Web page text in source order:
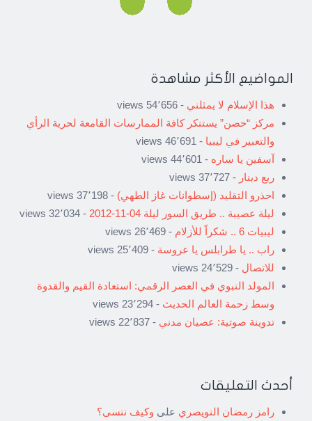
المواضيع الأكثر مشاهدة
هذا الإسلام لا يمثلني - 54٬656 views
مركز “حصن” يستنكر كافة الممارسات القامعة لحرية الرأي
والتعبير في ليبيا - 46٬691 views
آسفين يا ساره - 44٬601 views
ربع دينار - 37٬727 views
احذرو التقليد (إسطوانات غاز الطهي) - 37٬198 views
ليلة عصيبة .. طريق السور ليلة 04-11-2012
- 32٬034 views
ليبيات 6 .. شكراً للأزلام
- 26٬469 views
راب .. يا طرابلس يا عروسة - 25٬409 views
للاتصال - 24٬529 views
المولد النبوي في العصر الرقمي: استعادة القيم والقدوة
وسط زحمة العالم الحديث - 23٬294 views
تدوينة صوتية: عصيان مدني - 22٬837 views
أحدث التعليقات
رامز رمضان النويصري على وكيف ننسى؟